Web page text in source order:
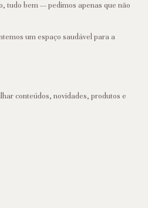
tudo bem — pedimos apenas que não
um espaço saudável para a
conteúdos, novidades, produtos e